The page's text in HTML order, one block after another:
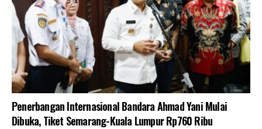
Penerbangan Internasional Bandara Ahmad Yani Mulai
Dibuka, Tiket Semarang-Kuala Lumpur Rp760 Ribu